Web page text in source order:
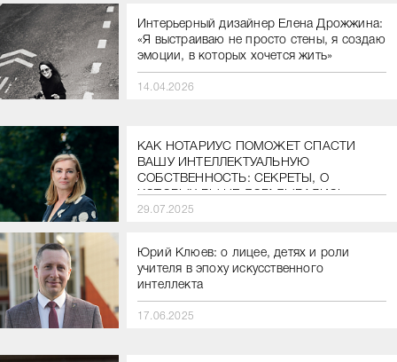
Интерьерный дизайнер Елена Дрожжина:
«Я выстраиваю не просто стены, я создаю
эмоции, в которых хочется жить»
14.04.2026
КАК НОТАРИУС ПОМОЖЕТ СПАСТИ
ВАШУ ИНТЕЛЛЕКТУАЛЬНУЮ
СОБСТВЕННОСТЬ: СЕКРЕТЫ, О
КОТОРЫХ ВЫ НЕ ДОГАДЫВАЛИСЬ
29.07.2025
Юрий Клюев: о лицее, детях и роли
учителя в эпоху искусственного
интеллекта
17.06.2025